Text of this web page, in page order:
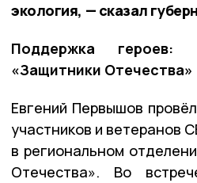
экология, — сказал
Поддержка
«Защитники Отечества»
Евгений Первышов
участников и ветеранов
в региональном
Отечества». Во